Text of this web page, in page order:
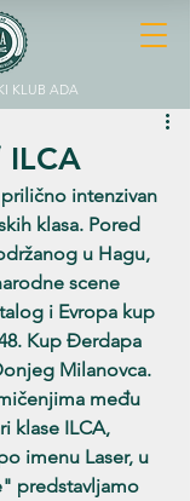
KLUB ADA
ILCA
intenzivan
klasa. Pored
u Hagu,
scene
i Evropa kup
Kup Đerdapa
Milanovca.
među
klase ILCA,
imenu Laser, u
predstavljamo